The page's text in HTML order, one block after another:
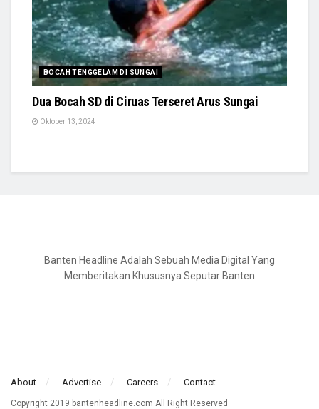
BOCAH TENGGELAM DI SUNGAI
Dua Bocah SD di Ciruas Terseret Arus Sungai
Oktober 13, 2024
Banten Headline Adalah Sebuah Media Digital Yang
Memberitakan Khususnya Seputar Banten
About Advertise Careers Contact
Copyright 2019 bantenheadline.com All Right Reserved